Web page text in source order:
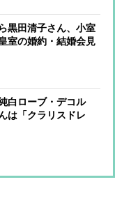
黒田清子さん、小室
室の婚約・結婚会見
秘話
白ローブ・デコル
は「クラリスドレ
皇族の華麗な